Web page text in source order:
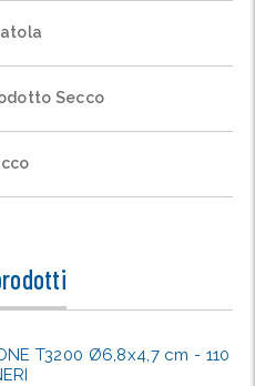
Secco
T3200 Ø6,8x4,7 cm - 110